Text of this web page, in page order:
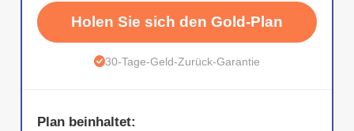
Holen Sie sich den Gold-Plan
30-Tage-Geld-Zurück-Garantie
Plan beinhaltet: